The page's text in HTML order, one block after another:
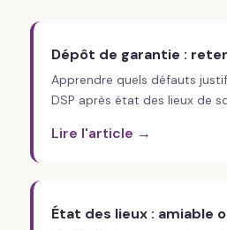
Dépôt de garantie :
Apprendre quels défauts
DSP après état des lieux de
Lire l'article →
État des lieux : amiable